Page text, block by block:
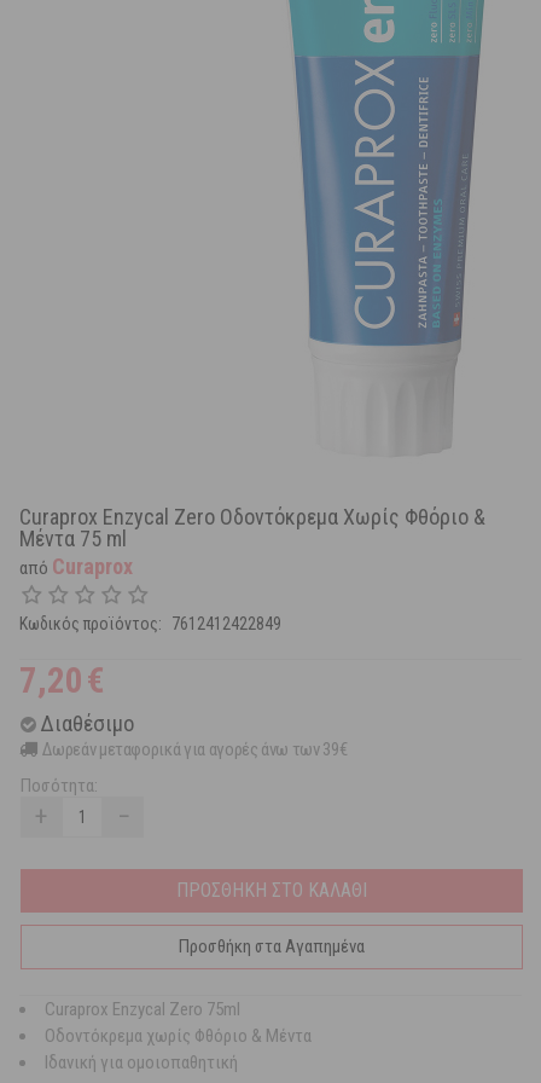
Curaprox Enzycal Zero Οδοντόκρεμα Χωρίς Φθόριο &
Μέντα 75 ml
από Curaprox
Κωδικός προϊόντος: 7612412422849
7,20€
Διαθέσιμο
Δωρεάν μεταφορικά για αγορές άνω των 39€
Ποσότητα:
+ −
ΠΡΟΣΘΗΚΗ ΣΤΟ ΚΑΛΑΘΙ
Προσθήκη στα Αγαπημένα
Curaprox Enzycal Zero 75ml
Οδοντόκρεμα χωρίς Φθόριο & Μέντα
Ιδανική για ομοιοπαθητική